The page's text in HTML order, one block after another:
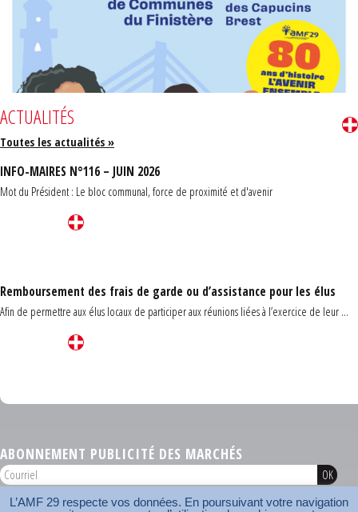
ACTUALITÉS
Toutes les actualités »
INFO-MAIRES N°116 – JUIN 2026
Mot du Président : Le bloc communal, force de proximité et d'avenir
Remboursement des frais de garde ou d’assistance pour les élus
Afin de permettre aux élus locaux de participer aux réunions liées à l’exercice de leur ...
ABONNEMENT PUBLICITÉ DES MARCHÉS
AMF 29 © 2026
L’AMF 29 respecte vos données. En poursuivant votre navigation